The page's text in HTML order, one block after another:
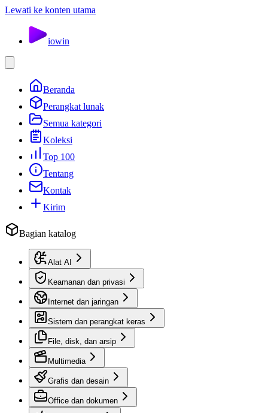
Lewati ke konten utama
iowin
Beranda
Perangkat lunak
Semua kategori
Koleksi
Top 100
Tentang
Kontak
Kirim
Bagian katalog
Alat AI
Keamanan dan privasi
Internet dan jaringan
Sistem dan perangkat keras
File, disk, dan arsip
Multimedia
Grafis dan desain
Office dan dokumen